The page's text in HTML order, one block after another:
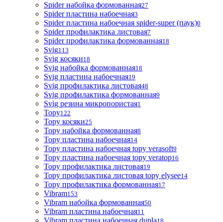
Spider набойка формованная27
Spider пластина набоечная3
Spider пластина набоечная spider-super (паук)0
Spider профилактика листовая7
Spider профилактика формованная18
Svig113
Svig косяки18
Svig набойка формованная18
Svig пластина набоечная19
Svig профилактика листовая48
Svig профилактика формованная9
Svig резина микропористая1
Topy122
Topy косяки25
Topy набойка формованная8
Topy пластина набоечная14
Topy пластина набоечная topy verasoft9
Topy пластина набоечная topy veratop16
Topy профилактика листовая19
Topy профилактика листовая topy elysee14
Topy профилактика формованная17
Vibram153
Vibram набойка формованная50
Vibram пластина набоечная11
Vibram пластина набоечная dupla